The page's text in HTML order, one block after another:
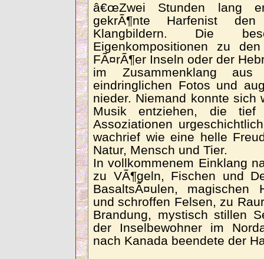
â€œZwei Stunden lang
gekrÃ¶nte Harfenist
Klangbildern. Die
Eigenkompositionen zu
FÃ¤rÃ¶er Inseln oder der
im Zusammenklang
eindringlichen Fotos und
nieder. Niemand konnte sich
Musik entziehen, die
Assoziationen
wachrief wie eine helle
Natur, Mensch und Tier.
In vollkommenem Einklang
zu VÃ¶geln, Fischen und
BasaltsÃ¤ulen, magischen
und schroffen Felsen, zu
Brandung, mystisch stillen
der Inselbewohner im
nach Kanada beendete der